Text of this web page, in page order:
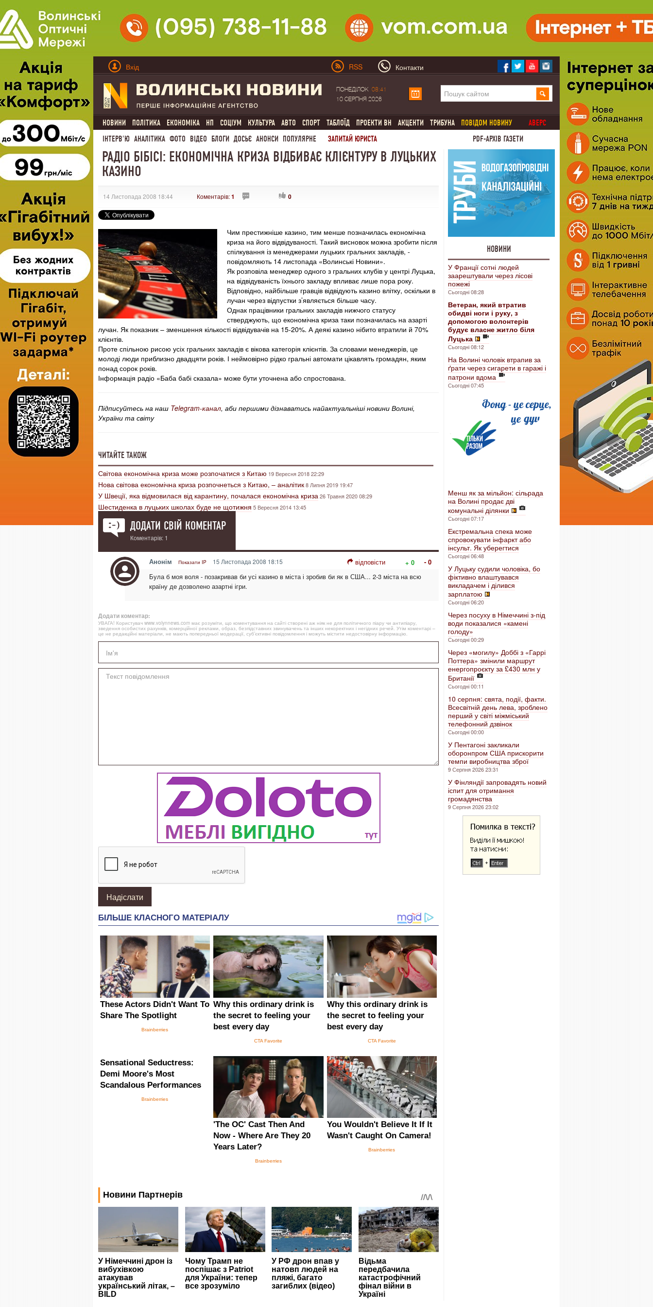
Вхід RSS Контакти
ПОНЕДІЛОК
08:41
10 СЕРПНЯ 2026
НОВИНИ ПОЛІТИКА ЕКОНОМІКА НП СОЦІУМ КУЛЬТУРА АВТО СПОРТ ТАБЛОЇД ПРОЕКТИ ВН АКЦЕНТИ ТРИБУНА ПОВІДОМ НОВИНУ
АВЕРС
ІНТЕРВ'Ю АНАЛІТИКА ФОТО ВІДЕО БЛОГИ ДОСЬЄ АНОНСИ ПОПУЛЯРНЕ ЗАПИТАЙ ЮРИСТА PDF-АРХІВ ГАЗЕТИ
РАДІО БІБІСІ: ЕКОНОМІЧНА КРИЗА ВІДБИВАЄ КЛІЄНТУРУ В ЛУЦЬКИХ
КАЗИНО
14 Листопада 2008 18:44 Коментарів:1 0
Чим престижніше казино, тим менше позначилась економічна
криза на його відвідуваності. Такий висновок можна зробити після
спілкування із менеджерами луцьких гральних закладів, -
повідомляють 14 листопада «Волинські Новини».
Як розповіла менеджер одного з гральних клубів у центрі Луцька,
на відвідуваність їхнього закладу впливає лише пора року.
Відповідно, найбільше гравців відвідують казино влітку, оскільки в
лучан через відпустки з’являється більше часу.
Однак працівники гральних закладів нижчого статусу
стверджують, що економічна криза таки позначилась на азарті
лучан. Як показник – зменшення кількості відвідувачів на 15-20%. А деякі казино нібито втратили й 70%
клієнтів.
Проте спільною рисою усіх гральних закладів є вікова категорія клієнтів. За словами менеджерів, це
молоді люди приблизно двадцяти років. І неймовірно рідко гральні автомати цікавлять громадян, яким
понад сорок років.
Інформація радіо «Баба бабі сказала» може бути уточнена або спростована.
Підписуйтесь на наш Telegram-канал, аби першими дізнаватись найактуальніші новини Волині,
України та світу
ЧИТАЙТЕ ТАКОЖ
Світова економічна криза може розпочатися з Китаю 19 Вересня 2018 22:29
Нова світова економічна криза розпочнеться з Китаю, – аналітик8 Липня 2019 19:47
У Швеції, яка відмовилася від карантину, почалася економічна криза26 Травня 2020 08:29
Шестиденка в луцьких школах буде не щотижня 5 Вересня 2014 13:45
ДОДАТИ СВІЙ КОМЕНТАР
Коментарів: 1
Анонім Показати IP 15 Листопада 2008 18:15 відповісти + 0
- 0
Була б моя воля - позакривав би усі казино в міста і зробив би як в США... 2-3 міста на всю
країну де дозволено азартні ігри.
Додати коментар:
УВАГА! Користувач www.volynnews.com має розуміти, що коментування на сайті створені аж ніяк не для політичного піару чи антипіару,
зведення особистих рахунків, комерційної реклами, образ, безпідставних звинувачень та інших некоректних і негідних речей. Утім коментарі –
це не редакційні матеріали, не мають попередньої модерації, суб’єктивні повідомлення і можуть містити недостовірну інформацію.
НОВИНИ
У Франції сотні людей
заарештували через лісові
пожежі
Сьогодні 08:28
Ветеран, який втратив
обидві ноги і руку, з
допомогою волонтерів
будує власне житло біля
Луцька
Сьогодні 08:12
На Волині чоловік втрапив за
ґрати через сигарети в гаражі і
патрони вдома
Сьогодні 07:45
Менш як за мільйон: сільрада
на Волині продає дві
комунальні ділянки
Сьогодні 07:17
Екстремальна спека може
спровокувати інфаркт або
інсульт. Як уберегтися
Сьогодні 06:48
У Луцьку судили чоловіка, бо
фіктивно влаштувався
викладачем і ділився
зарплатою
Сьогодні 06:20
Через посуху в Німеччині з-під
води показалися «камені
голоду»
Сьогодні 00:29
Через «могилу» Доббі з «Гаррі
Поттера» змінили маршрут
енергопроєкту за £430 млн у
Британії
Сьогодні 00:11
10 серпня: свята, події, факти.
Всесвітній день лева, зроблено
перший у світі міжміський
телефонний дзвінок
Сьогодні 00:00
У Пентагоні закликали
оборонпром США прискорити
темпи виробництва зброї
9 Серпня 2026 23:31
У Фінляндії запровадять новий
іспит для отримання
громадянства
9 Серпня 2026 23:02